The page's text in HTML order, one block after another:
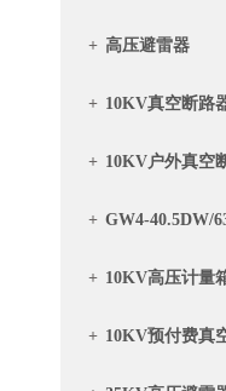
+ 高压避雷器
+ 10KV真空断路
+ 10KV户外真空
+ GW4-40.5DW/
+ 10KV高压计量
+ 10KV预付费真
带计量箱